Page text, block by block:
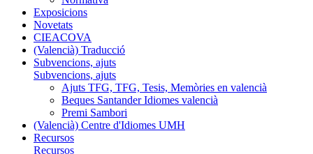
Exposicions
Novetats
CIEACOVA
(Valencià) Traducció
Subvencions, ajuts
Subvencions, ajuts
Ajuts TFG, TFG, Tesis, Memòries en valencià
Beques Santander Idiomes valencià
Premi Sambori
(Valencià) Centre d'Idiomes UMH
Recursos
Recursos